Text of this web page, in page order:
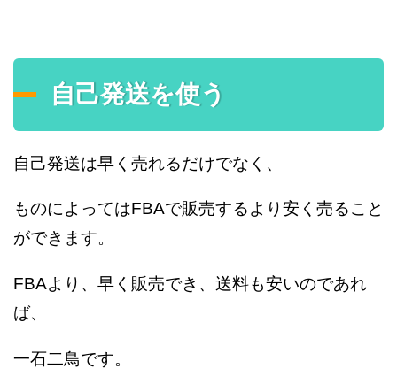
自己発送を使う
自己発送は早く売れるだけでなく、
ものによってはFBAで販売するより安く売ること
ができます。
FBAより、早く販売でき、送料も安いのであれ
ば、
一石二鳥です。